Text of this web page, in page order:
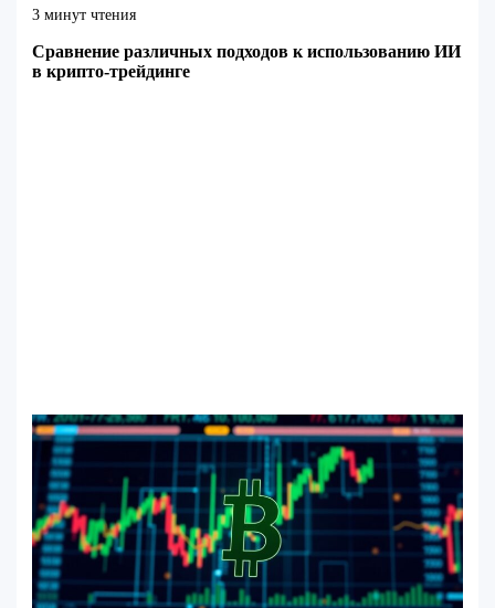
3 минут чтения
Сравнение различных подходов к использованию ИИ
в крипто-трейдинге